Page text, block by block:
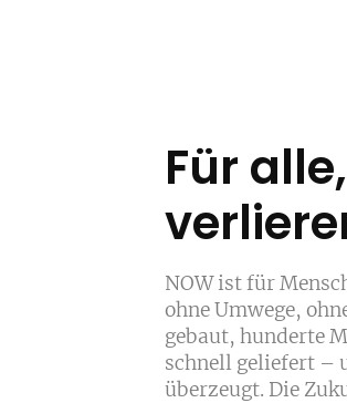
Für
NOW ist für
ohne Umwege,
gebaut, hunderte
schnell geliefert –
überzeugt. Die